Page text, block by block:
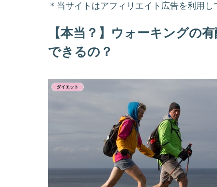
＊当サイトはアフィリエイト広告を利用し
【本当？】ウォーキングの
できるの？
ダイエット